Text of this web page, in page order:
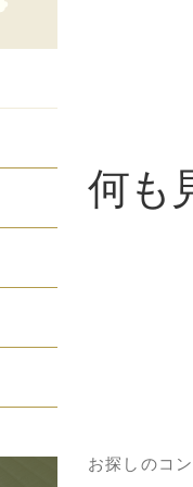
何も
お探しのコ